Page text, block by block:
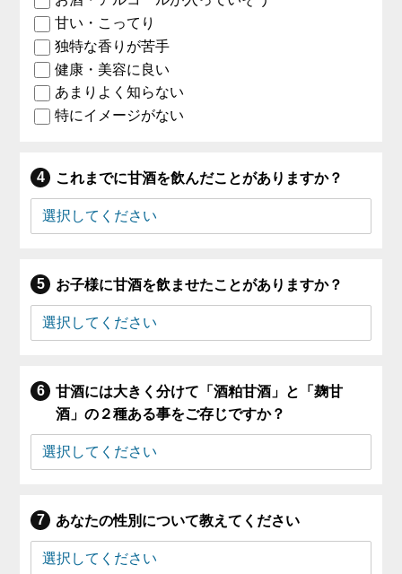
甘い・こってり
独特な香りが苦手
健康・美容に良い
あまりよく知らない
特にイメージがない
これまでに甘酒を飲んだことがありますか？
お子様に甘酒を飲ませたことがありますか？
甘酒には大きく分けて「酒粕甘酒」と「麹甘
酒」の２種ある事をご存じですか？
あなたの性別について教えてください